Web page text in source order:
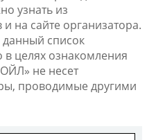
узнать из
на сайте организатора.
список
целях ознакомления
не несет
проводимые другими